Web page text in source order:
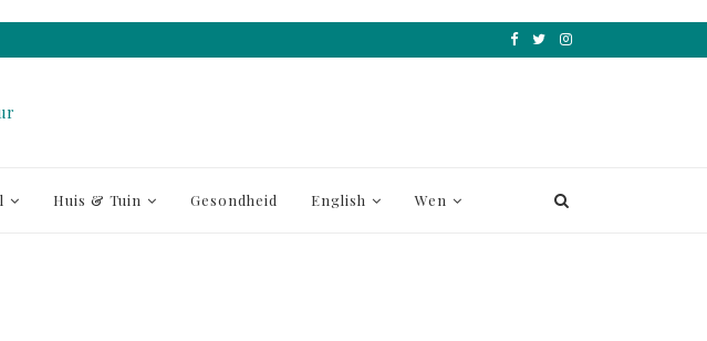
Huis & Tuin Gesondheid English Wen